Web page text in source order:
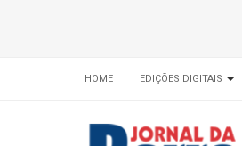
HOME EDIÇÕES DIGITAIS